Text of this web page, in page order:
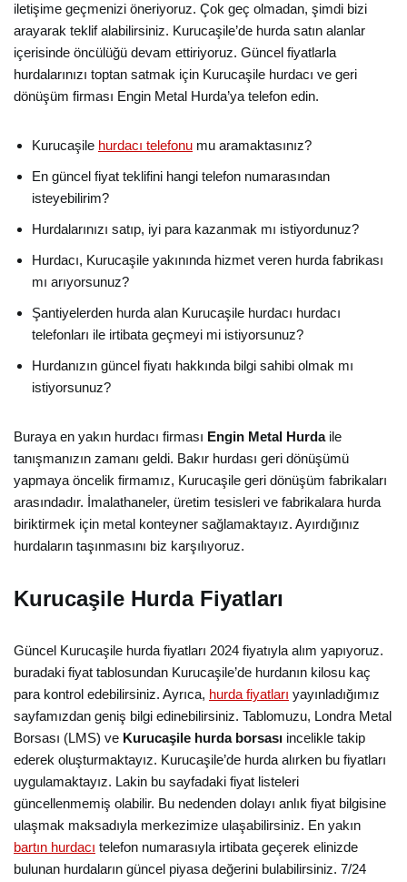
iletişime geçmenizi öneriyoruz. Çok geç olmadan, şimdi bizi
arayarak teklif alabilirsiniz. Kurucaşile’de hurda satın alanlar
içerisinde öncülüğü devam ettiriyoruz. Güncel fiyatlarla
hurdalarınızı toptan satmak için Kurucaşile hurdacı ve geri
dönüşüm firması Engin Metal Hurda’ya telefon edin.
Kurucaşile hurdacı telefonu mu aramaktasınız?
En güncel fiyat teklifini hangi telefon numarasından
isteyebilirim?
Hurdalarınızı satıp, iyi para kazanmak mı istiyordunuz?
Hurdacı, Kurucaşile yakınında hizmet veren hurda fabrikası
mı arıyorsunuz?
Şantiyelerden hurda alan Kurucaşile hurdacı hurdacı
telefonları ile irtibata geçmeyi mi istiyorsunuz?
Hurdanızın güncel fiyatı hakkında bilgi sahibi olmak mı
istiyorsunuz?
Buraya en yakın hurdacı firması Engin Metal Hurdaile
tanışmanızın zamanı geldi. Bakır hurdası geri dönüşümü
yapmaya öncelik firmamız, Kurucaşile geri dönüşüm fabrikaları
arasındadır. İmalathaneler, üretim tesisleri ve fabrikalara hurda
biriktirmek için metal konteyner sağlamaktayız. Ayırdığınız
hurdaların taşınmasını biz karşılıyoruz.
Kurucaşile Hurda Fiyatları
Güncel Kurucaşile hurda fiyatları 2024 fiyatıyla alım yapıyoruz.
buradaki fiyat tablosundan Kurucaşile’de hurdanın kilosu kaç
para kontrol edebilirsiniz. Ayrıca, hurda fiyatları yayınladığımız
sayfamızdan geniş bilgi edinebilirsiniz. Tablomuzu, Londra Metal
Borsası (LMS) ve Kurucaşile hurda borsası incelikle takip
ederek oluşturmaktayız. Kurucaşile’de hurda alırken bu fiyatları
uygulamaktayız. Lakin bu sayfadaki fiyat listeleri
güncellenmemiş olabilir. Bu nedenden dolayı anlık fiyat bilgisine
ulaşmak maksadıyla merkezimize ulaşabilirsiniz. En yakın
bartın hurdacı telefon numarasıyla irtibata geçerek elinizde
bulunan hurdaların güncel piyasa değerini bulabilirsiniz. 7/24